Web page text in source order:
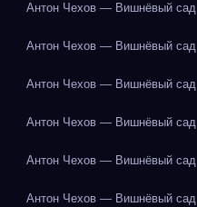
Антон Чехов — Вишнёвый сад
Антон Чехов — Вишнёвый сад
Антон Чехов — Вишнёвый сад
Антон Чехов — Вишнёвый сад
Антон Чехов — Вишнёвый сад
Антон Чехов — Вишнёвый сад